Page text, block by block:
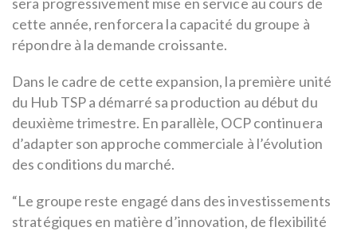
cette année, renforcera la capacité du groupe à
répondre à la demande croissante.
Dans le cadre de cette expansion, la première unité
du Hub TSP a démarré sa production au début du
deuxième trimestre. En parallèle, OCP continuera
d’adapter son approche commerciale à l’évolution
des conditions du marché.
“Le groupe reste engagé dans des investissements
stratégiques en matière d’innovation, de flexibilité